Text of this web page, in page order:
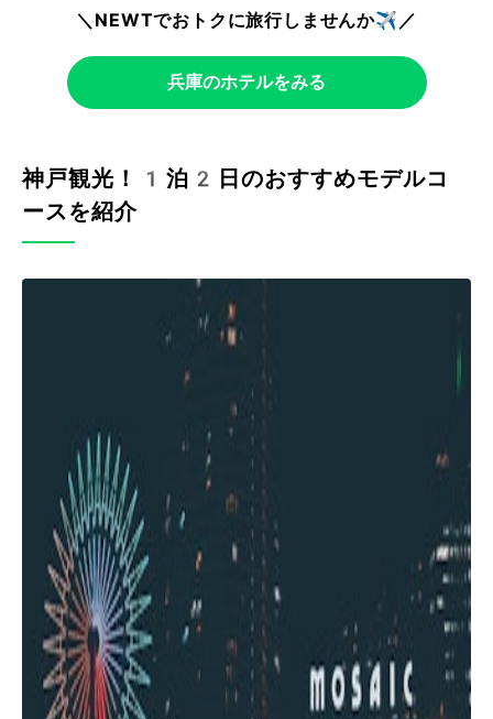
＼NEWTでおトクに旅行しませんか✈️／
兵庫のホテルをみる
神戸観光！1泊2日のおすすめモデルコ
ースを紹介